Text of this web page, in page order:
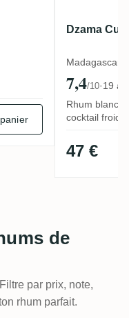
Dzama
Madagascar
7,4/10·19
Rhum blanc
cocktail froid
47 €
de
par prix, note,
rhum parfait.